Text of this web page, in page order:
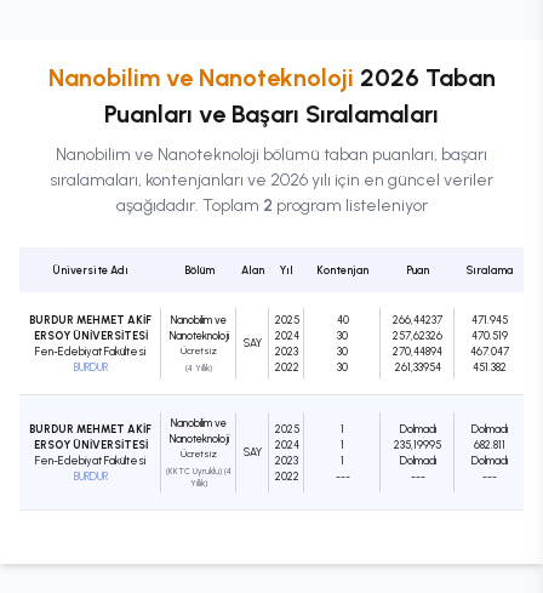
Nanobilim ve Nanoteknoloji 2026 Taban
Puanları ve Başarı Sıralamaları
Nanobilim ve Nanoteknoloji bölümü taban puanları, başarı
sıralamaları, kontenjanları ve 2026 yılı için en güncel veriler
aşağıdadır. Toplam 2 program listeleniyor
Üniversite Adı Bölüm Alan Yıl Kontenjan Puan Sıralama
BURDUR MEHMET AKİF
ERSOY ÜNİVERSİTESİ
Fen-Edebiyat Fakültesi
BURDUR
Nanobilim ve
Nanoteknoloji
Ücretsiz
(4 Yıllık)
SAY
2025
2024
2023
2022
40
30
30
30
266,44237
257,62326
270,44894
261,33954
471.945
470.519
467.047
451.382
BURDUR MEHMET AKİF
ERSOY ÜNİVERSİTESİ
Fen-Edebiyat Fakültesi
BURDUR
Nanobilim ve
Nanoteknoloji
Ücretsiz
(KKTC Uyruklu) (4
Yıllık)
SAY
2025
2024
2023
2022
1
1
1
---
Dolmadı
235,19995
Dolmadı
---
Dolmadı
682.811
Dolmadı
---